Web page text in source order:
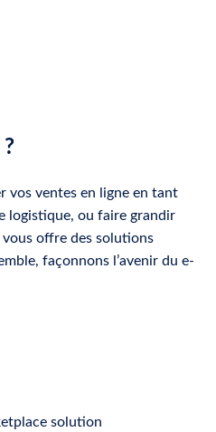
vos ventes en ligne en tant
logistique, ou faire grandir
offre des solutions
façonnons l’avenir du e-
solution